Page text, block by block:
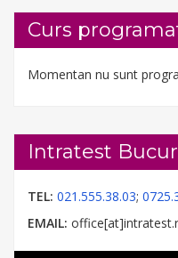
Curs
Momentan nu sunt
Intratest
TEL: 021.555.38.03;
EMAIL: